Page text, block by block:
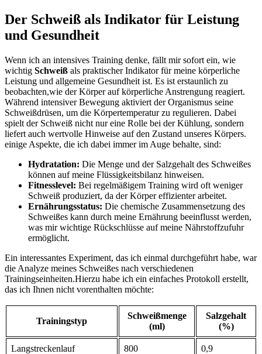
Der Schweiß als Indikator für Leistung
und Gesundheit
Wenn⁢ ich‌ an ⁣intensives Training‌ denke, fällt mir ⁤sofort ein, wie
wichtig Schweiß als praktischer Indikator für⁣ meine ‍körperliche
Leistung und allgemeine Gesundheit ist.‍ Es ist erstaunlich ​zu
beobachten,wie der‌ Körper auf körperliche ​Anstrengung reagiert.
Während⁣ intensiver Bewegung aktiviert der‌ Organismus seine
Schweißdrüsen, um die Körpertemperatur zu⁢ regulieren. Dabei
spielt der Schweiß nicht nur eine Rolle⁤ bei der Kühlung, sondern
liefert ⁢auch wertvolle Hinweise auf den Zustand unseres Körpers.
einige‌ Aspekte, die ich ‍dabei immer im Auge behalte, sind:
Hydratation: Die ⁤Menge und ⁢der⁤ Salzgehalt des Schweißes
‌können auf meine ​Flüssigkeitsbilanz hinweisen.
Fitnesslevel: Bei regelmäßigem Training wird oft weniger⁣
Schweiß produziert, da der Körper effizienter arbeitet.
Ernährungsstatus: Die chemische Zusammensetzung des
⁢Schweißes kann durch⁢ meine Ernährung beeinflusst werden,
was‍ mir wichtige Rückschlüsse auf meine ‍Nährstoffzufuhr
⁢ermöglicht.
Ein ⁤interessantes Experiment, das ​ich einmal durchgeführt ⁢habe, war
die Analyze ⁤meines Schweißes nach verschiedenen
Trainingseinheiten.Hierzu habe ich ein einfaches Protokoll erstellt,
das⁢ ich Ihnen ​nicht vorenthalten möchte:
Trainingstyp
Schweißmenge​
(ml)
Salzgehalt
(%)
Langstreckenlauf 800 0,9